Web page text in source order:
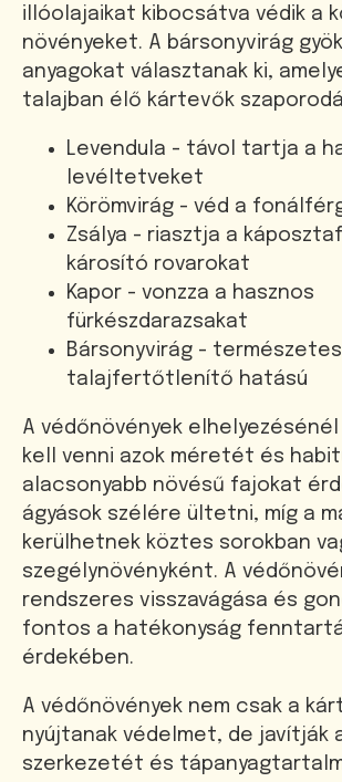
illóolajaikat kibocsátva védik a
növényeket. A bársonyvirág
anyagokat választanak ki,
talajban élő kártevők
Levendula - távol tartja a
levéltetveket
Körömvirág - véd a
Zsálya - riasztja a
károsító rovarokat
Kapor - vonzza a hasznos
fürkészdarazsakat
Bársonyvirág - természetes
talajfertőtlenítő hatású
A védőnövények
kell venni azok méretét és
alacsonyabb növésű fajokat
ágyások szélére ültetni, míg a
kerülhetnek köztes sorokban
szegélynövényként. A
rendszeres visszavágása és
fontos a hatékonyság
érdekében.
A védőnövények nem csak a
nyújtanak védelmet, de javítják
szerkezetét és